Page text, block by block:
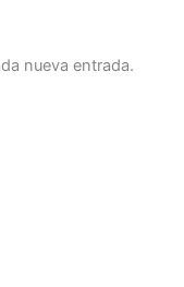
nueva entrada.